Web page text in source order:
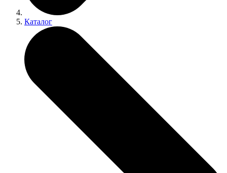
Каталог